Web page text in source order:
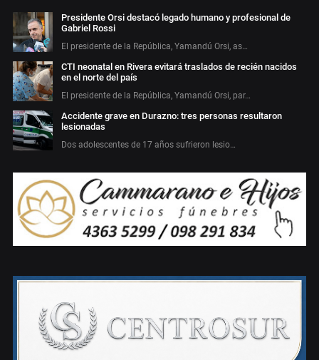
Presidente Orsi destacó legado humano y profesional de
Gabriel Rossi
El presidente de la República, Yamandú Orsi, as…
CTI neonatal en Rivera evitará traslados de recién nacidos
en el norte del país
El presidente de la República, Yamandú Orsi, par…
Accidente grave en Durazno: tres personas resultaron
lesionadas
Dos adolescentes de 17 años sufrieron lesio…